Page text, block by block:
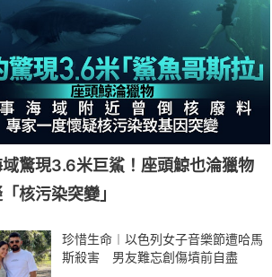
域驚現3.6米巨鯊！座頭鯨也淪獵物
核污染突變」
珍惜生命︱以色列女子音樂節遭哈馬
斯殺害 男友難忘創傷墳前自盡